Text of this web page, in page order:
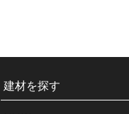
建材を探す